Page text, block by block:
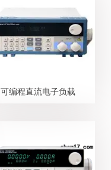
可编程直流电子负载